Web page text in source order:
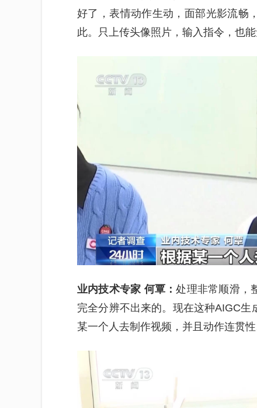
好了，表情动作生动，面部光影流畅
此。只上传头像照片，输入指令，也
业内技术专家 何覃：处理非常顺滑，
完全分辨不出来的。现在这种AIGC
某一个人去制作视频，并且动作连贯